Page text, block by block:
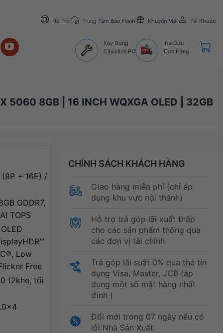
Hỗ Trợ Trung Tâm Bảo Hành Khuyến Mãi Tài Khoản
Xây Dựng
Cấu Hình PC
Tra Cứu
Đơn Hàng
5060 8GB | 16 INCH WQXGA OLED | 32GB
+ 16E) /
GDDR7,
TOPS
Low
Free
(2khe, tối
CHÍNH SÁCH KHÁCH HÀNG
Giao hàng miễn phí (chỉ áp
dụng khu vực nội thành)
Hỗ trợ trả góp lãi xuất thấp
cho các sản phẩm thông qua
các đơn vị tài chính
Trả góp lãi suất 0% qua thẻ tín
dụng Visa, Master, JCB (áp
dụng một số mặt hàng nhất
định )
Đổi mới trong 07 ngày nếu có
lỗi Nhà Sản Xuất